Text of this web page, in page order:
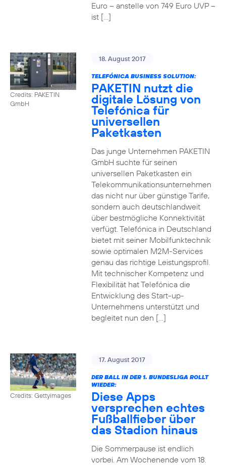
Euro – anstelle von 749 Euro UVP –
ist […]
Credits: PAKETIN
GmbH
18. August 2017
TELEFÓNICA BUSINESS SOLUTION:
PAKETIN nutzt die
digitale Lösung von
Telefónica für
universellen
Paketkasten
Das junge Unternehmen PAKETIN
GmbH suchte für seinen
universellen Paketkasten ein
Telekommunikationsunternehmen
das nicht nur über günstige Tarife,
sondern auch deutschlandweit
über bestmögliche Konnektivität
verfügt. Telefónica in Deutschland
bietet mit seiner Mobilfunktechnik
sowie optimalen M2M-Services
genau das richtige Leistungsprofil.
Mit technischer Kompetenz und
Flexibilität hat Telefónica die
Entwicklung des Start-up-
Unternehmens unterstützt und
begleitet nun den […]
Credits: Gettyimages
17. August 2017
DER BALL IN DER 1. BUNDESLIGA ROLLT
WIEDER:
Diese Apps
versprechen echtes
Fußballfieber über
das Stadion hinaus
Die Sommerpause ist endlich
vorbei. Am Wochenende vom 18.